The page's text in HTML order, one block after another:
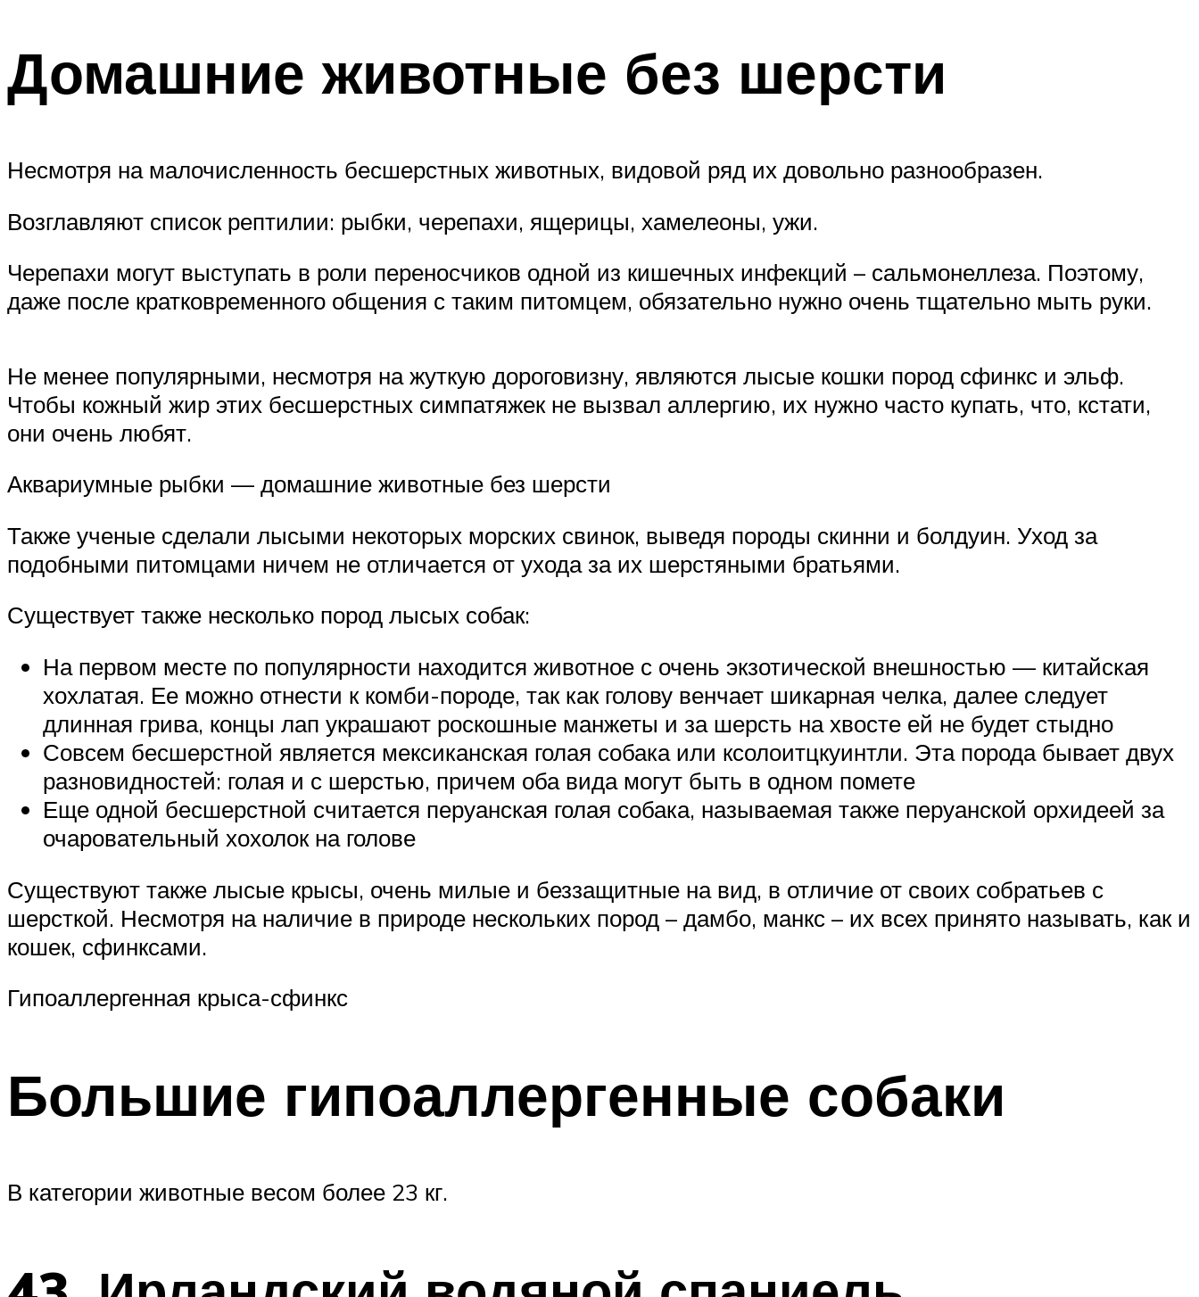
Домашние животные без шерсти
Несмотря на малочисленность бесшерстных животных, видовой ряд их довольно разнообразен.
Возглавляют список рептилии: рыбки, черепахи, ящерицы, хамелеоны, ужи.
Черепахи могут выступать в роли переносчиков одной из кишечных инфекций – сальмонеллеза. Поэтому,
даже после кратковременного общения с таким питомцем, обязательно нужно очень тщательно мыть руки.
Не менее популярными, несмотря на жуткую дороговизну, являются лысые кошки пород сфинкс и эльф.
Чтобы кожный жир этих бесшерстных симпатяжек не вызвал аллергию, их нужно часто купать, что, кстати,
они очень любят.
Аквариумные рыбки — домашние животные без шерсти
Также ученые сделали лысыми некоторых морских свинок, выведя породы скинни и болдуин. Уход за
подобными питомцами ничем не отличается от ухода за их шерстяными братьями.
Существует также несколько пород лысых собак:
На первом месте по популярности находится животное с очень экзотической внешностью — китайская
хохлатая. Ее можно отнести к комби-породе, так как голову венчает шикарная челка, далее следует
длинная грива, концы лап украшают роскошные манжеты и за шерсть на хвосте ей не будет стыдно
Совсем бесшерстной является мексиканская голая собака или ксолоитцкуинтли. Эта порода бывает двух
разновидностей: голая и с шерстью, причем оба вида могут быть в одном помете
Еще одной бесшерстной считается перуанская голая собака, называемая также перуанской орхидеей за
очаровательный хохолок на голове
Существуют также лысые крысы, очень милые и беззащитные на вид, в отличие от своих собратьев с
шерсткой. Несмотря на наличие в природе нескольких пород – дамбо, манкс – их всех принято называть, как и
кошек, сфинксами.
Гипоаллергенная крыса-сфинкс
Большие гипоаллергенные собаки
В категории животные весом более 23 кг.